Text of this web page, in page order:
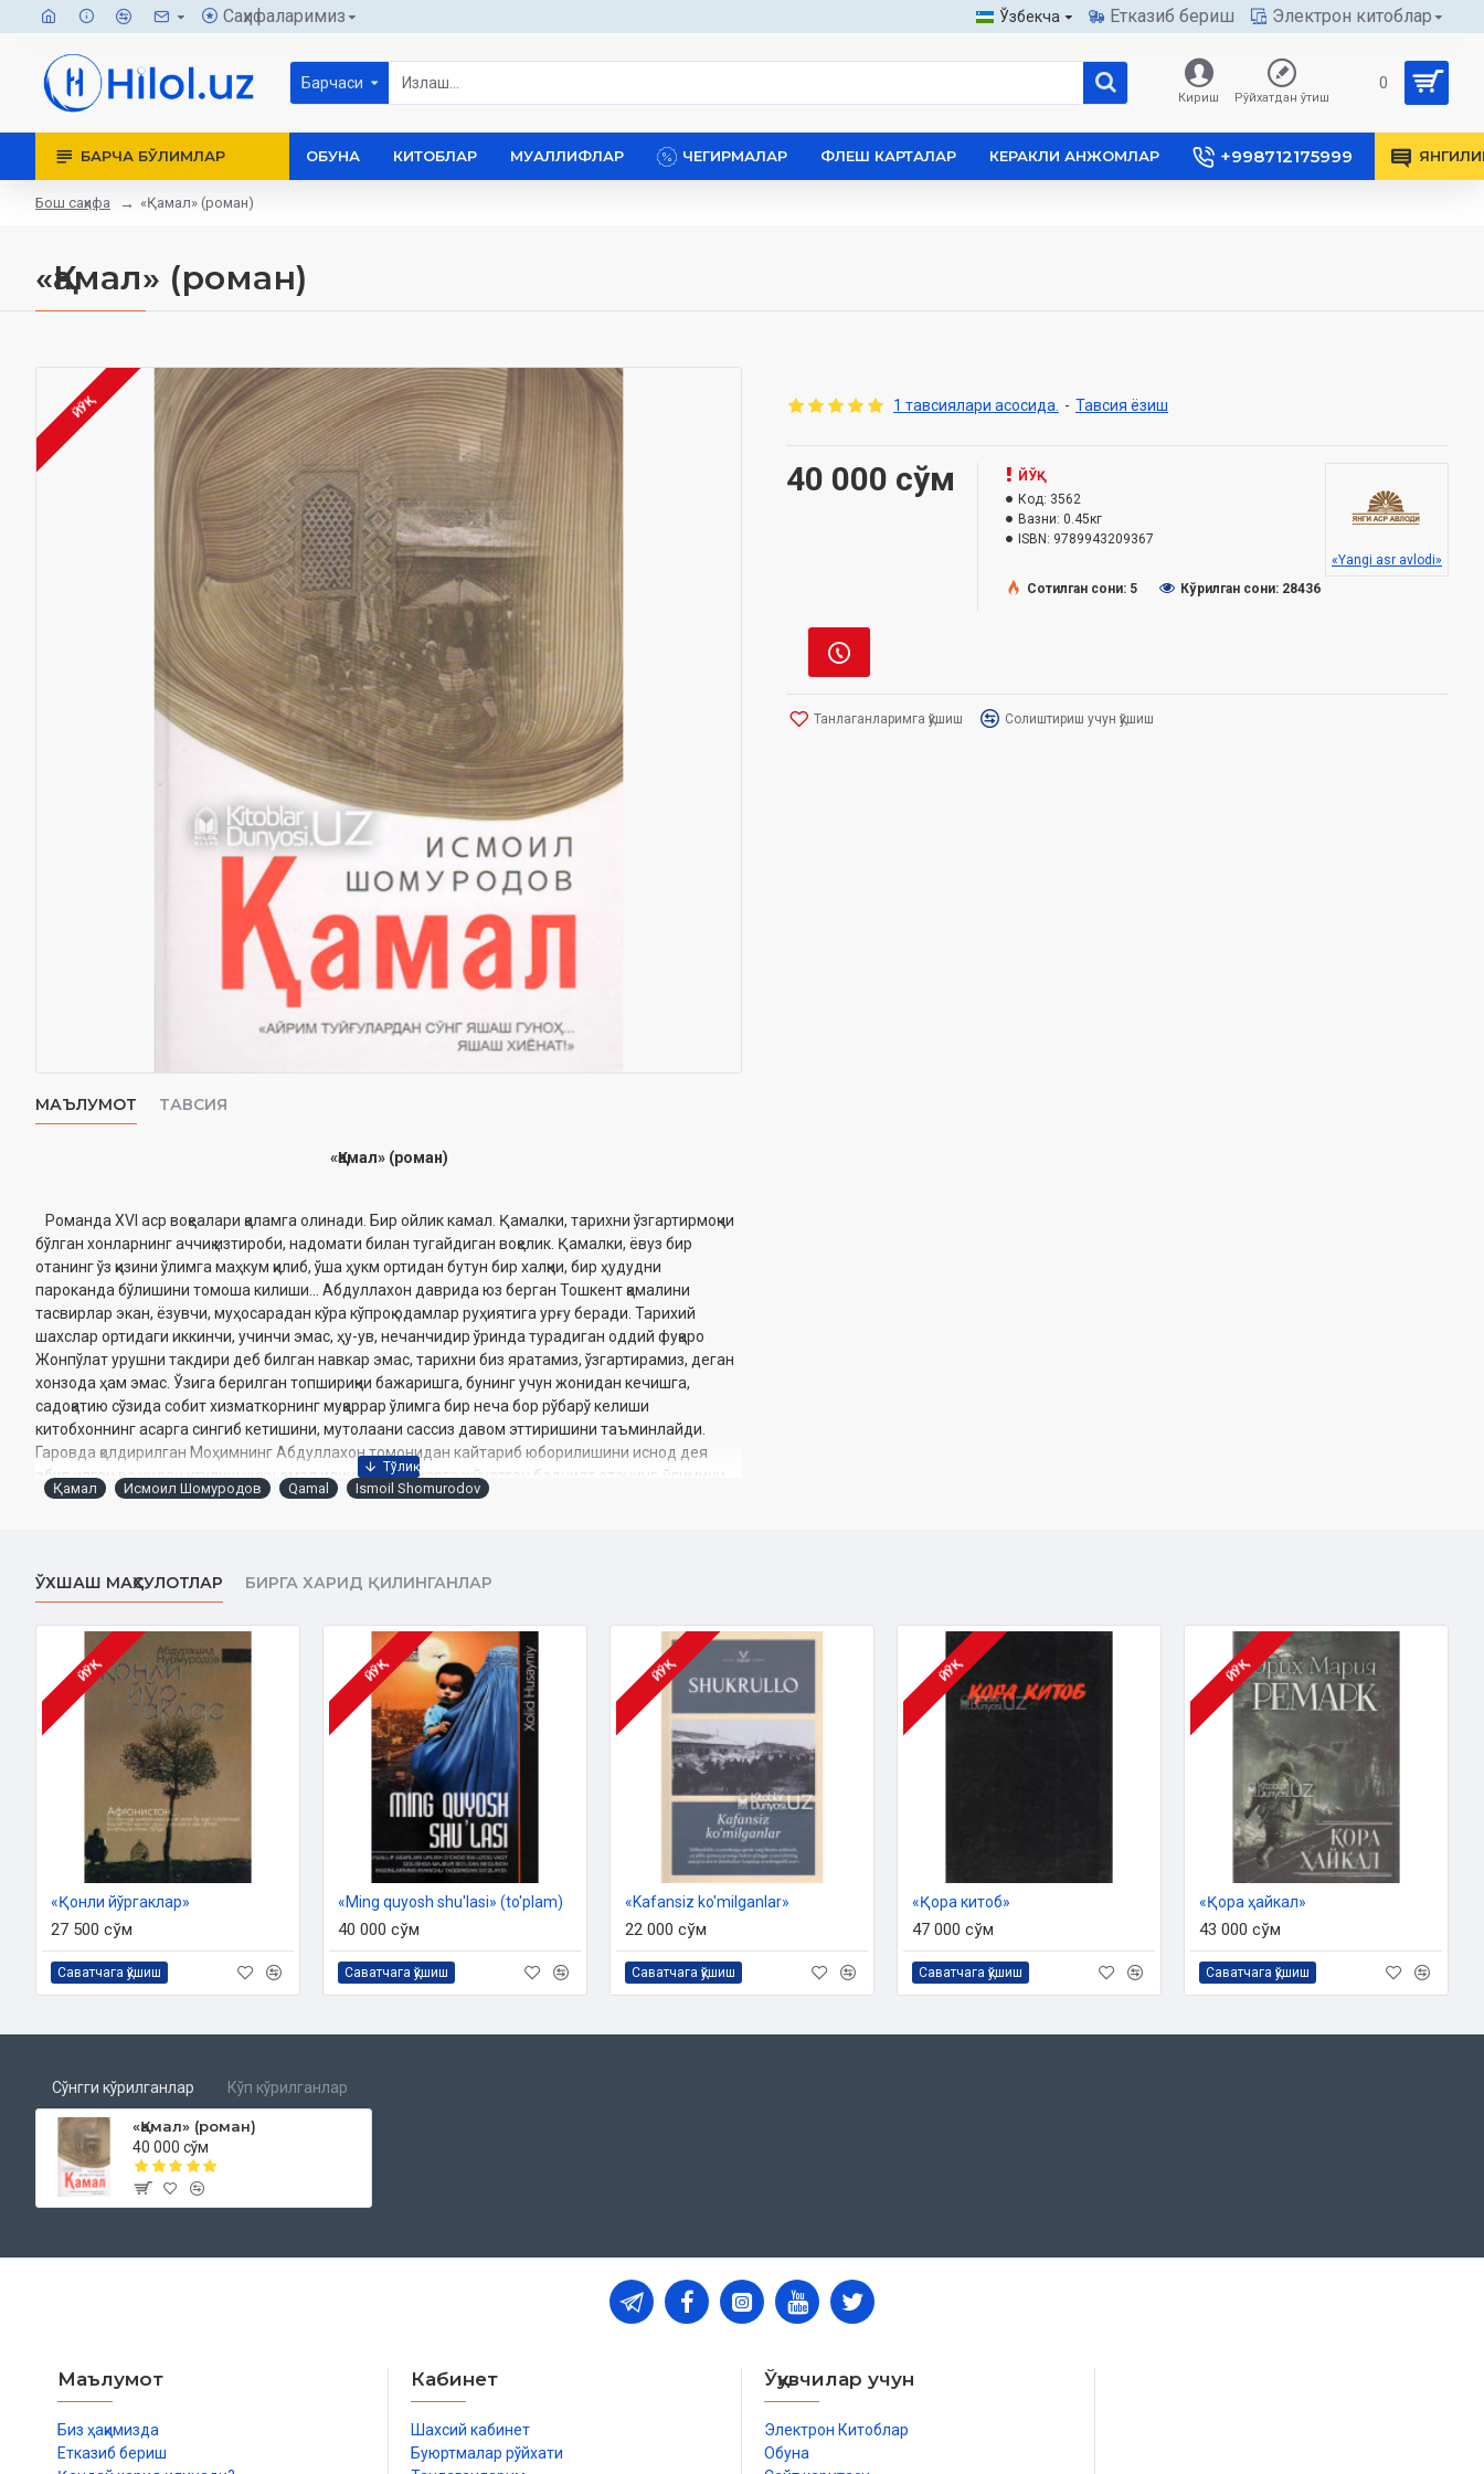
Саҳифаларимиз Ўзбекча Етказиб бериш Электрон китоблар
Барчаси
Кириш Рўйхатдан ўтиш
0
БАРЧА БЎЛИМЛАР ОБУНА КИТОБЛАР МУАЛЛИФЛАР ЧЕГИРМАЛАР ФЛЕШ КАРТАЛАР КЕРАКЛИ АНЖОМЛАР +998712175999
Бош саҳифа «Қамал» (роман)
«Қамал» (роман)
ЙЎҚ
МАЪЛУМОТ ТАВСИЯ
«Қамал» (роман)
Романда XVI аср воқеалари қаламга олинади. Бир ойлик камал. Қамалки, тарихни ўзгартирмоқчи
бўлган хонларнинг аччиқ изтироби, надомати билан тугайдиган воқелик. Қамалки, ёвуз бир
отанинг ўз қизини ўлимга маҳкум қилиб, ўша ҳукм ортидан бутун бир халқни, бир ҳудудни
пароканда бўлишини томоша килиши... Абдуллахон даврида юз берган Тошкент қамалини
тасвирлар экан, ёзувчи, муҳосарадан кўра кўпроқ одамлар руҳиятига урғу беради. Тарихий
шахслар ортидаги иккинчи, учинчи эмас, ҳу-ув, нечанчидир ўринда турадиган оддий фуқаро
Жонпўлат урушни такдири деб билган навкар эмас, тарихни биз яратамиз, ўзгартирамиз, деган
хонзода ҳам эмас. Ўзига берилган топшириқни бажаришга, бунинг учун жонидан кечишга,
садоқатию сўзида собит хизматкорнинг муқаррар ўлимга бир неча бор рўбарў келиши
китобхоннинг асарга сингиб кетишини, мутолаани сассиз давом эттиришини таъминлайди.
Гаровда қолдирилган Моҳимнинг Абдуллахон томонидан кайтариб юборилишини иснод дея
қабул қилган ва ундан қутулиш учун қамал қилинажак шаҳарга жўнатган бадният отанинг, ўлимини
илтижо билан сўраётган Моҳимнинг тасвири шу қадар маҳорат билан тасвирланадики, гўё
Муаллиф:Исмоил Шомуродов
Нашриёт:«Янги аср авлоди»
2022 йил
Ҳажми: 368 бет
ISBN:978-9943-20-936-7
Ўлчами:
84×108 1/32
Қаттиқ
1 тавсиялари асосида. - Тавсия ёзиш
40 000 сўм
ЙЎҚ
Код: 3562
Вазни: 0.45кг
ISBN: 9789943209367
«Yangi asr avlodi»
Сотилган сони: 5
Кўрилган сони: 28436
Танлаганларимга қўшиш Солиштириш учун қўшиш
Қамал Исмоил Шомуродов Qamal Ismoil Shomurodov
ЎХШАШ МАҲСУЛОТЛАР БИРГА ХАРИД ҚИЛИНГАНЛАР
ЙЎҚ
«Қонли йўргаклар»
27 500 сўм
Саватчага қўшиш
ЙЎҚ
«Ming quyosh shu'lasi» (to'plam)
40 000 сўм
Саватчага қўшиш
ЙЎҚ
«Kafansiz ko'milganlar»
22 000 сўм
Саватчага қўшиш
ЙЎҚ
«Қора китоб»
47 000 сўм
Саватчага қўшиш
ЙЎҚ
«Қора ҳайкал»
43 000 сўм
Саватчага қўшиш
Сўнгги кўрилганлар Кўп кўрилганлар
«Қамал» (роман)
40 000 сўм
Маълумот
Биз ҳақимизда
Етказиб бериш
Кабинет
Шахсий кабинет
Буюртмалар рўйхати
Ўқувчилар учун
Электрон Китоблар
Обуна